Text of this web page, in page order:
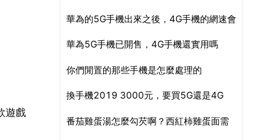
遊戲
學，我喜歡上了我們班的女生。一次，我
們老師要求我們買東西
華為的5G手機出來之後，4G手機的網速會
不會受到影響
華為5G手機已開售，4G手機還實用嗎
你們閒置的那些手機是怎麼處理的
換手機2019 3000元，要買5G還是4G
番茄雞蛋湯怎麼勾芡啊？西紅柿雞蛋面需